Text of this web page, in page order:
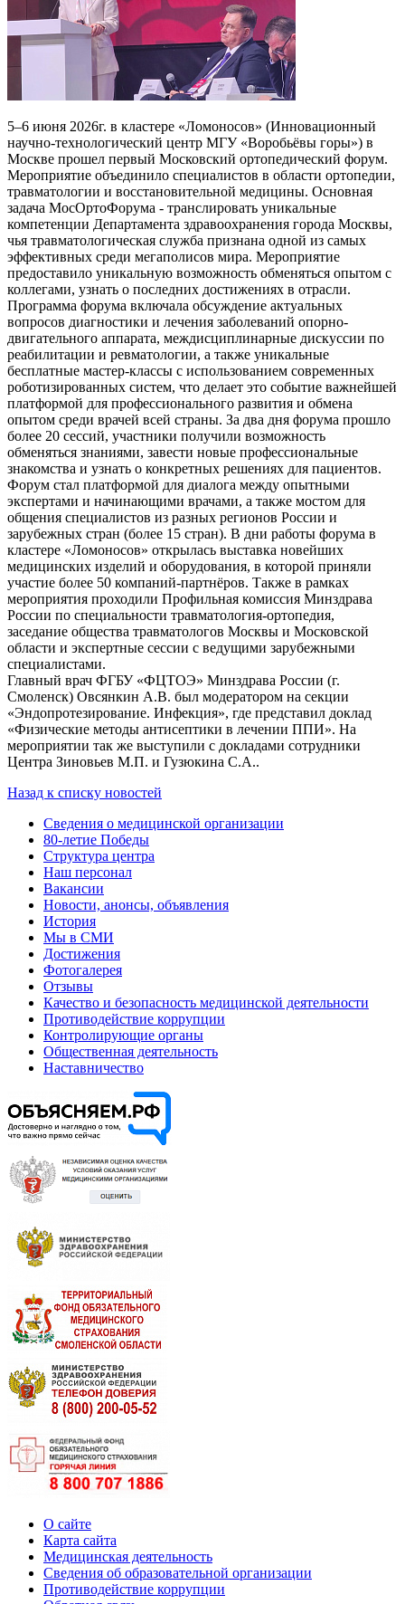
5–6 июня 2026г. в кластере «Ломоносов» (Инновационный
научно-технологический центр МГУ «Воробьёвы горы») в
Москве прошел первый Московский ортопедический форум.
Мероприятие объединило специалистов в области ортопедии,
травматологии и восстановительной медицины. Основная
задача МосОртоФорума - транслировать уникальные
компетенции Департамента здравоохранения города Москвы,
чья травматологическая служба признана одной из самых
эффективных среди мегаполисов мира. Мероприятие
предоставило уникальную возможность обменяться опытом с
коллегами, узнать о последних достижениях в отрасли.
Программа форума включала обсуждение актуальных
вопросов диагностики и лечения заболеваний опорно-
двигательного аппарата, междисциплинарные дискуссии по
реабилитации и ревматологии, а также уникальные
бесплатные мастер-классы с использованием современных
роботизированных систем, что делает это событие важнейшей
платформой для профессионального развития и обмена
опытом среди врачей всей страны. За два дня форума прошло
более 20 сессий, участники получили возможность
обменяться знаниями, завести новые профессиональные
знакомства и узнать о конкретных решениях для пациентов.
Форум стал платформой для диалога между опытными
экспертами и начинающими врачами, а также мостом для
общения специалистов из разных регионов России и
зарубежных стран (более 15 стран). В дни работы форума в
кластере «Ломоносов» открылась выставка новейших
медицинских изделий и оборудования, в которой приняли
участие более 50 компаний-партнёров. Также в рамках
мероприятия проходили Профильная комиссия Минздрава
России по специальности травматология-ортопедия,
заседание общества травматологов Москвы и Московской
области и экспертные сессии с ведущими зарубежными
специалистами.
Главный врач ФГБУ «ФЦТОЭ» Минздрава России (г.
Смоленск) Овсянкин А.В. был модератором на секции
«Эндопротезирование. Инфекция», где представил доклад
«Физические методы антисептики в лечении ППИ». На
мероприятии так же выступили с докладами сотрудники
Центра Зиновьев М.П. и Гузюкина С.А..
Назад к списку новостей
Сведения о медицинской организации
80-летие Победы
Структура центра
Наш персонал
Вакансии
Новости, анонсы, объявления
История
Мы в СМИ
Достижения
Фотогалерея
Отзывы
Качество и безопасность медицинской деятельности
Противодействие коррупции
Контролирующие органы
Общественная деятельность
Наставничество
О сайте
Карта сайта
Медицинская деятельность
Сведения об образовательной организации
Противодействие коррупции